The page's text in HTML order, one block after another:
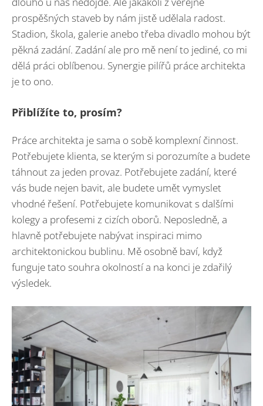
prospěšných staveb by nám jistě udělala radost.
Stadion, škola, galerie anebo třeba divadlo mohou být
pěkná zadání. Zadání ale pro mě není to jediné, co mi
dělá práci oblíbenou. Synergie pilířů práce architekta
je to ono.
Přiblížíte to, prosím?
Práce architekta je sama o sobě komplexní činnost.
Potřebujete klienta, se kterým si porozumíte a budete
táhnout za jeden provaz. Potřebujete zadání, které
vás bude nejen bavit, ale budete umět vymyslet
vhodné řešení. Potřebujete komunikovat s dalšími
kolegy a profesemi z cizích oborů. Neposledně, a
hlavně potřebujete nabývat inspiraci mimo
architektonickou bublinu. Mě osobně baví, když
funguje tato souhra okolností a na konci je zdařilý
výsledek.